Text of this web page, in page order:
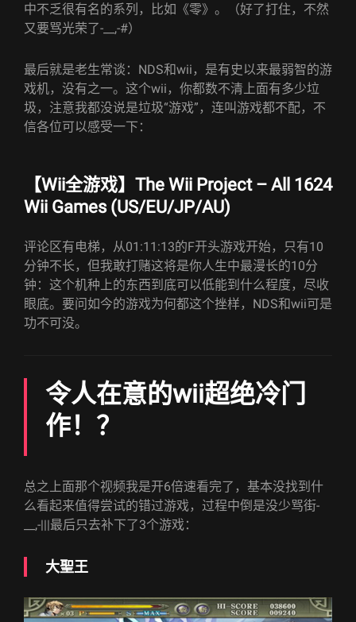
中不乏很有名的系列，比如《零》。（好了打住，不然
又要骂光荣了-__,-#）
最后就是老生常谈：NDS和wii，是有史以来最弱智的游
戏机，没有之一。这个wii，你都数不清上面有多少垃
圾，注意我都没说是垃圾“游戏”，连叫游戏都不配，不
信各位可以感受一下：
【Wii全游戏】The Wii Project – All 1624
Wii Games (US/EU/JP/AU)
评论区有电梯，从01:11:13的F开头游戏开始，只有10
分钟不长，但我敢打赌这将是你人生中最漫长的10分
钟：这个机种上的东西到底可以低能到什么程度，尽收
眼底。要问如今的游戏为何都这个挫样，NDS和wii可是
功不可没。
令人在意的wii超绝冷门
作！？
总之上面那个视频我是开6倍速看完了，基本没找到什
么看起来值得尝试的错过游戏，过程中倒是没少骂街-
__,-|||最后只去补下了3个游戏：
大聖王